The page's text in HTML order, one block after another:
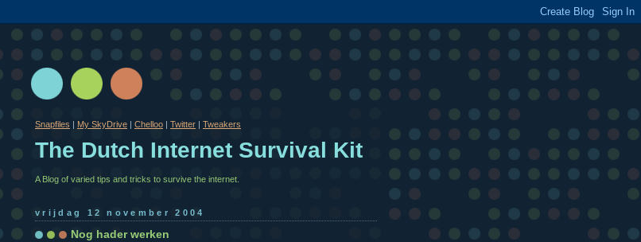
Snapfiles | My SkyDrive | Chelloo | Twitter | Tweakers
The Dutch Internet Survival Kit
A Blog of varied tips and tricks to survive the internet.
vrijdag 12 november 2004
Nog hader werken